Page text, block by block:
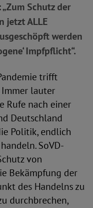
Schutz der
jetzt ALLE
werden
Impfpflicht“.
trifft
lauter
Rufe nach einer
Deutschland
Politik, endlich
SoVD-
von
Bekämpfung der
des Handelns zu
durchbrechen,